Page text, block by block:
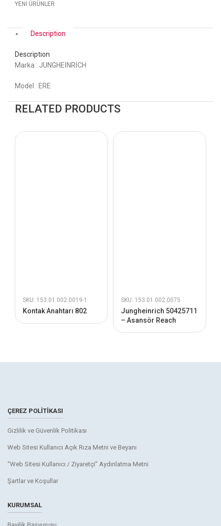
YENİ ÜRÜNLER
Description
Description
Marka : JUNGHEİNRİCH
Model : ERE
RELATED PRODUCTS
SKU: 153.01.002.0019-1
Kontak Anahtarı 802
SKU: 153.01.002.0075
Jungheinrich 50425711
– Asansör Reach
ÇEREZ POLITIKASI
Gizlilik ve Güvenlik Politikası
Web Sitesi Kullanıcı Açık Rıza Metni ve Beyanı
“Web Sitesi Kullanıcı / Ziyaretçi” Aydınlatma Metni
Şartlar ve Koşullar
KURUMSAL